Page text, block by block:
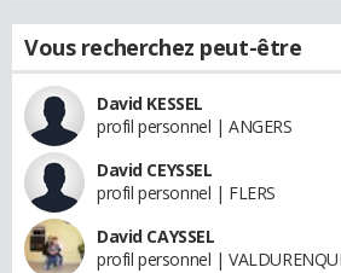
Vous recherchez peut-être
David KESSEL
profil personnel | ANGERS
David CEYSSEL
profil personnel | FLERS
David CAYSSEL
profil personnel |